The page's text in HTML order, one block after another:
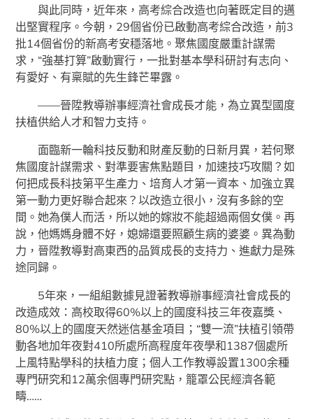
與此同時，近年來，高考綜合改造也向著既定目的邁
出堅實程序。今朝，29個省份已啟動高考綜合改造，前3
批14個省份的新高考安穩落地。聚焦國度嚴重計謀需
求，“強基打算”啟動實行，一批對基本學科研討有志向、
有愛好、有稟賦的先生鋒芒畢露。
——晉陞教導辦事經濟社會成長才能，為立異型國度
扶植供給人才和智力支持。
面臨新一輪科技反動和財產反動的日新月異，若何聚
焦國度計謀需求、對準要害焦點題目，加速技巧攻關？如
何把成長科技第平生產力、培育人才第一資本、加強立異
第一動力更好聯合起來？以改造立很小，沒有多餘的空
間。她為僕人而活，所以她的嫁妝不能超過兩個女僕。再
說，他媽媽身體不好，媳婦還要照顧生病的婆婆。異為動
力，晉陞教導對高東西的品質成長的支持力、進獻力是殊
途同歸。
5年來，一組組數據見證著教導辦事經濟社會成長的
改造成效：高校取得60%以上的國度科技三年夜嘉獎、
80%以上的國度天然迷信基金項目；“雙一流”扶植引領帶
動各地加年夜對410所處所高程度年夜學和1387個處所
上風特點學科的扶植力度；個人工作教導設置1300余種
專門研究和12萬余個專門研究點，籠罩公民經濟各範
疇……